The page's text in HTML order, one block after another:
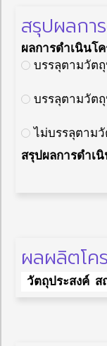
สรุปผลกา
ผลการดำเนินโ
บรรลุตามวัตถุ
บรรลุตามวัต
ไม่บรรลุตามวั
สรุปผลการดำเ
ผลผลิตโค
วัตถุประสงค์ ส